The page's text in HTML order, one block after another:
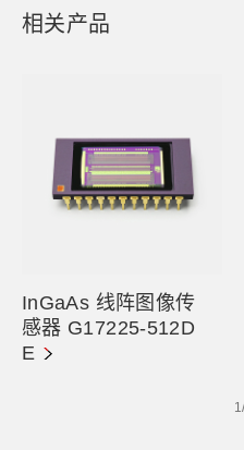
相关产品
InGaAs 线阵图像传
感器 G17225-512D
E
1